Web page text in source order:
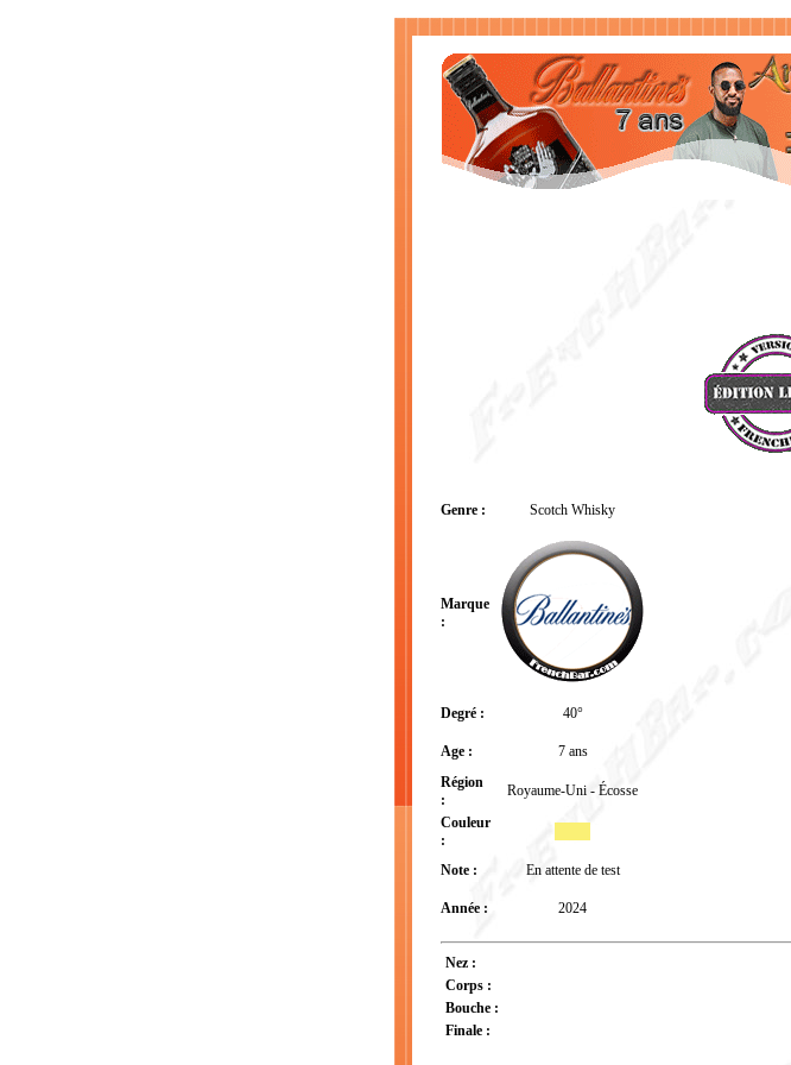
Genre : Scotch Whisky
Marque
:
Degré : 40°
Age :
7 ans
Région
:
Royaume-Uni - Écosse
Couleur
:
Note :
En attente de test
Année : 2024
Nez :
Corps :
Bouche :
Finale :